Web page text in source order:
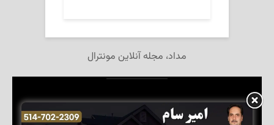
مداد، مجله آنلاین مونترال
تمام حقوق این وبگاه برای مجله آنلاین «مداد» محفوظ است.